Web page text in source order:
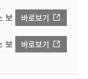
보
바로보기
보
바로보기